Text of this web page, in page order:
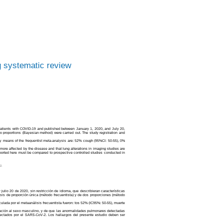
systematic review
with COVID-19 and published between January 1, 2020, and July 20,
(Bayesian method) were carried out. The study registration and
of the frequentist meta-analysis are: 52% cough (95%CI: 50-55), 0%
affected by the disease and that lung alterations in imaging studies are
here must be compared to prospective controlled studies conducted in
20 de 2020, sin restricción de idioma, que describieran características
de proporción única (método frecuentista) y de dos proporciones (método
por el metaanálisis frecuentista fueron: tos 52% (IC95%: 50-55), muerte
al sexo masculino, y de que las anormalidades pulmonares detectadas
por el SARS-CoV-2. Los hallazgos del presente estudio deben ser